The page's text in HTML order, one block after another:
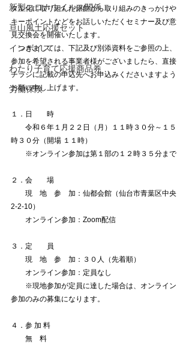
新型コロナウイルス関係
亘山風土応援セット
インボイス
わたり子育て応援商品券
労働保険
タル化に取り組んだ旅館から取り組みのきっかけや
キーポイントなどをお話しいただくセミナー及び意
見交換会を開催いたします。
つきましては、下記及び別添資料をご参照の上、
参加を希望される事業者様がございましたら、直接
チラシに記載の申込先へお申込みくださいますよう
お願い申し上げます。
１．日　　時
令和６年１月２２日（月）１１時３０分～１５
時３０分（開場 １１時）
※オンライン参加は第１部の１２時３５分まで
２．会　　場
現　地　参　加：仙都会館（仙台市青葉区中央
2-2-10）
オンライン参加：Zoom配信
３．定　　員
現　地　参　加：３０人（先着順）
オンライン参加：定員なし
※現地参加が定員に達した場合は、オンライン
参加のみの募集になります。
４．参 加 料
無　料